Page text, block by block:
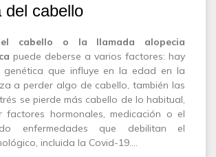
del cabello
cabello o la llamada alopecia
puede deberse a varios factores: hay
genética que influye en la edad en la
a perder algo de cabello, también las
se pierde más cabello de lo habitual,
factores hormonales, medicación o el
enfermedades que debilitan el
incluida la Covid-19.…